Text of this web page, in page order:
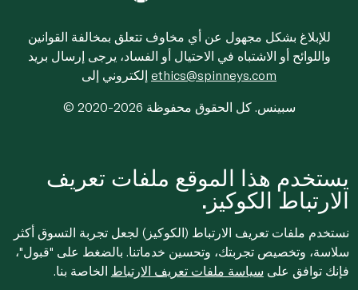
للإبلاغ بشكل مجهول عن أي مخاوف تتعلق بمخالفة القوانين
واللوائح أو الاشتباه في الاحتيال أو الفساد، يرجى إرسال بريد
ethics@spinneys.com
© 2020-2026 سبينس. كل الحقوق محفوظة
يستخدم هذا الموقع ملفات تعريف
الارتباط الكوكيز.
نستخدم ملفات تعريف الارتباط (الكوكيز) لجعل تجربة التسوق أكثر
سلاسة، وتخصيص تجربتك، وتحسين خدماتنا. بالضغط على "قبول"،
فإنك توافق على سياسة ملفات تعريف الارتباط الخاصة بنا.